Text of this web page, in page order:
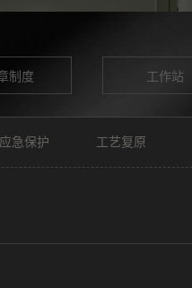
制度 工作站
应急保护 工艺复原